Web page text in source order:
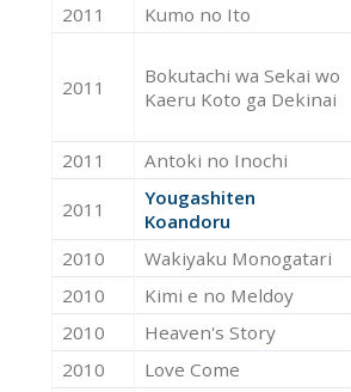
2011
Kumo no Ito
2011
Bokutachi wa Sekai wo
Kaeru Koto ga Dekinai
2011
Antoki no Inochi
2011
Yougashiten
Koandoru
2010
Wakiyaku Monogatari
2010
Kimi e no Meldoy
2010
Heaven's Story
2010
Love Come